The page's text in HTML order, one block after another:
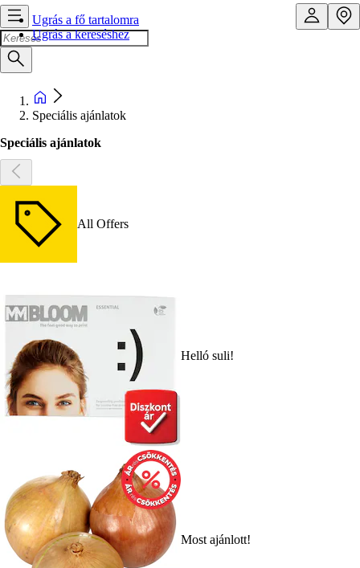
Ugrás a fő tartalomra
Ugrás a kereséshez
Speciális ajánlatok
Speciális ajánlatok
All Offers
Helló suli!
Most ajánlott!